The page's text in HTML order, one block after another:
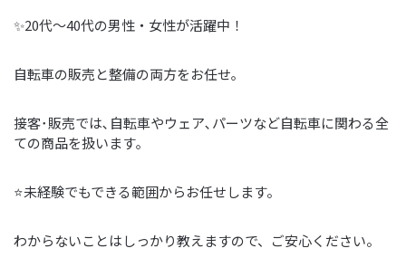
✨20代～40代の男性・女性が活躍中！
自転車の販売と整備の両方をお任せ｡
接客･販売では､自転車やウェア､パーツなど自転車に関わる全
ての商品を扱います｡
⭐未経験でもできる範囲からお任せします。
わからないことはしっかり教えますので、ご安心ください。